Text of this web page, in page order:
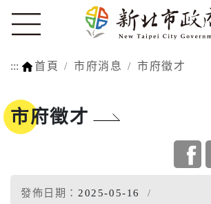
::: 首頁 市府消息 市府徵才
市府徵才
發佈日期： 2025-05-16